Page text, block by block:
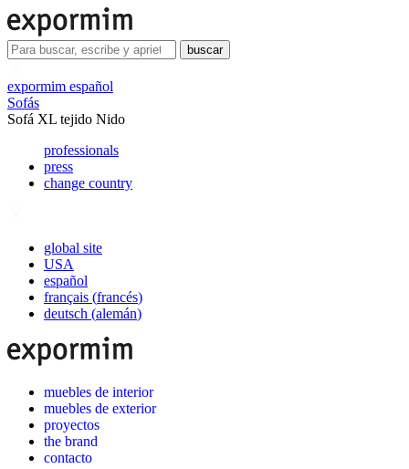
buscar
expormim español
Sofás
Sofá XL tejido Nido
professionals
press
change country
global site
USA
español
français (francés)
deutsch (alemán)
muebles de interior
muebles de exterior
proyectos
the brand
contacto